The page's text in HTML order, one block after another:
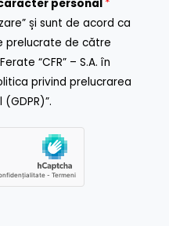
personal *
și sunt de acord ca
prelucrate de către
“CFR” – S.A. în
privind prelucrarea